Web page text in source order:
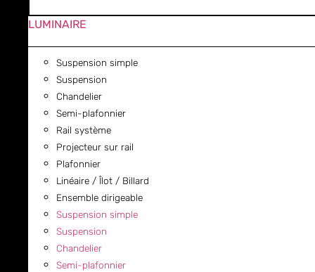
LUMINAIRE
Suspension simple
Suspension
Chandelier
Semi-plafonnier
Rail système
Projecteur sur rail
Plafonnier
Linéaire / Îlot / Billard
Ensemble dirigeable
Suspension simple
Suspension
Chandelier
Semi-plafonnier